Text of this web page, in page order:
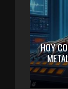
HOY